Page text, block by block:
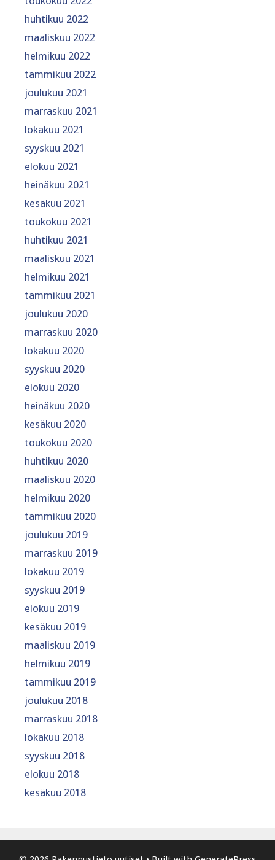
huhtikuu 2022
maaliskuu 2022
helmikuu 2022
tammikuu 2022
joulukuu 2021
marraskuu 2021
lokakuu 2021
syyskuu 2021
elokuu 2021
heinäkuu 2021
kesäkuu 2021
toukokuu 2021
huhtikuu 2021
maaliskuu 2021
helmikuu 2021
tammikuu 2021
joulukuu 2020
marraskuu 2020
lokakuu 2020
syyskuu 2020
elokuu 2020
heinäkuu 2020
kesäkuu 2020
toukokuu 2020
huhtikuu 2020
maaliskuu 2020
helmikuu 2020
tammikuu 2020
joulukuu 2019
marraskuu 2019
lokakuu 2019
syyskuu 2019
elokuu 2019
kesäkuu 2019
maaliskuu 2019
helmikuu 2019
tammikuu 2019
joulukuu 2018
marraskuu 2018
lokakuu 2018
syyskuu 2018
elokuu 2018
kesäkuu 2018